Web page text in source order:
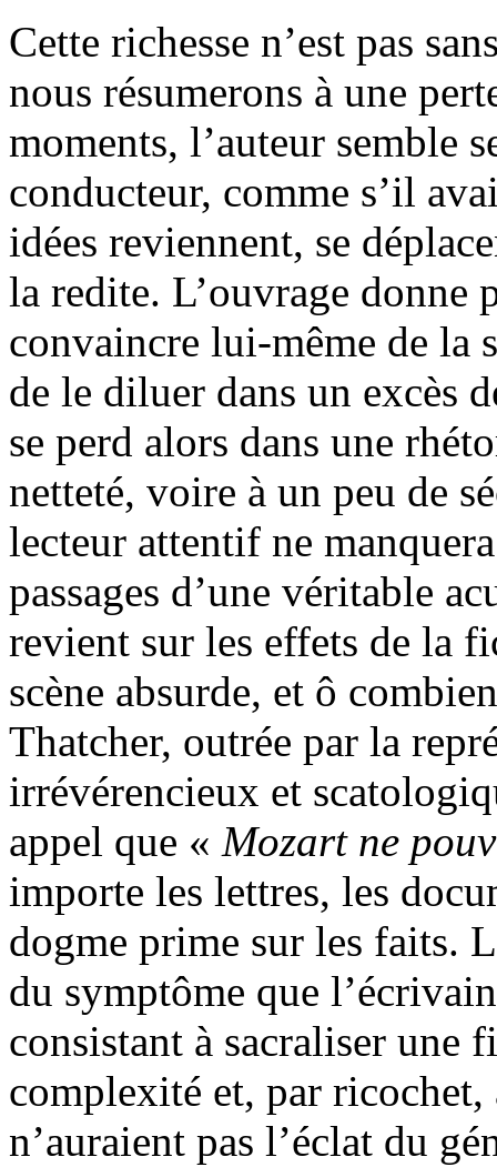
Cette richesse n’est pas
nous résumerons à une
moments, l’auteur semble
conducteur, comme s’il
idées reviennent, se
la redite. L’ouvrage donne
convaincre lui-même de la
de le diluer dans un excès
se perd alors dans une
netteté, voire à un peu de
lecteur attentif ne
passages d’une véritable
revient sur les effets de la
scène absurde, et ô
Thatcher, outrée par la
irrévérencieux et
appel que « Mozart ne
importe les lettres, les
dogme prime sur les faits.
du symptôme que
consistant à sacraliser une
complexité et, par
n’auraient pas l’éclat du